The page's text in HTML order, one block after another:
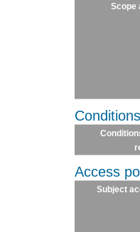
Scope
Access
Subject